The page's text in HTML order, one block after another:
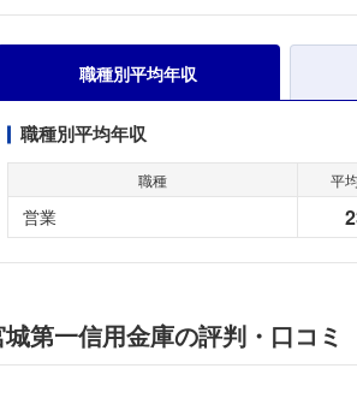
職種別平均年収
職種別平均年収
職種 平
営業
第一信用金庫の評判・口コミ